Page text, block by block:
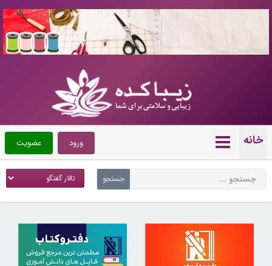
10723086
خانه عضویت ورود